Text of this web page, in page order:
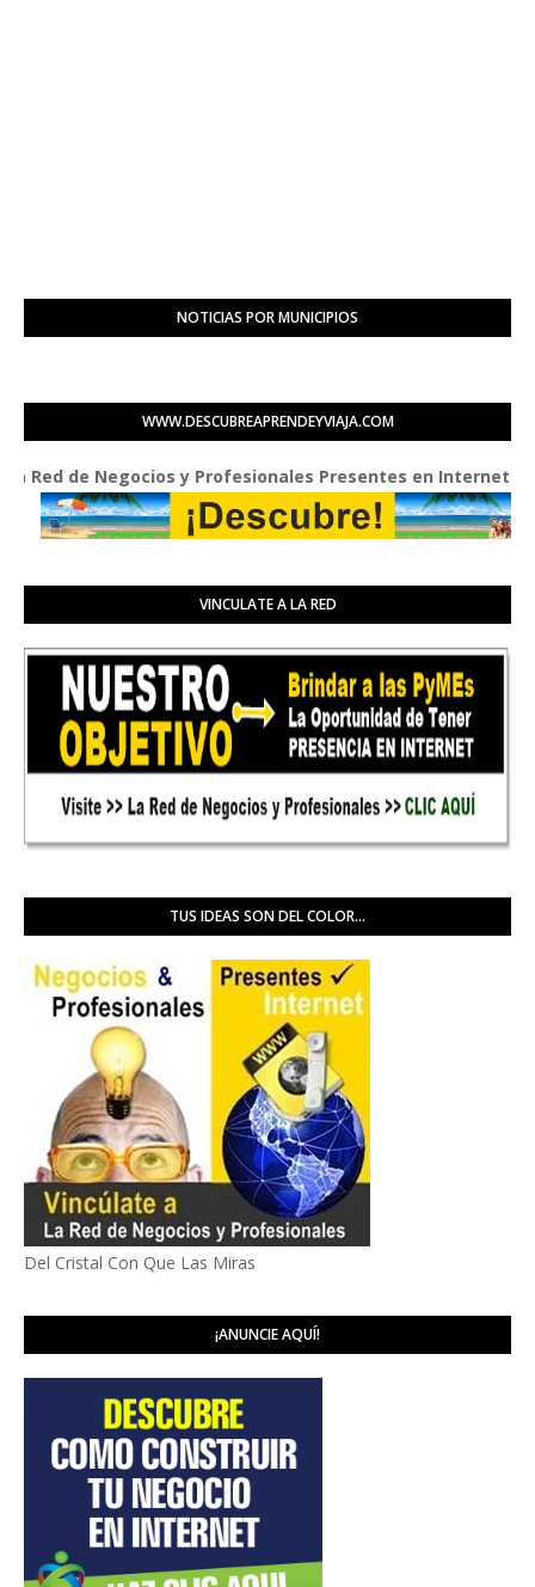
NOTICIAS POR MUNICIPIOS
WWW.DESCUBREAPRENDEYVIAJA.COM
Negocios y Profesionales Presentes en Internet
VINCULATE A LA RED
TUS IDEAS SON DEL COLOR...
Del Cristal Con Que Las Miras
¡ANUNCIE AQUÍ!